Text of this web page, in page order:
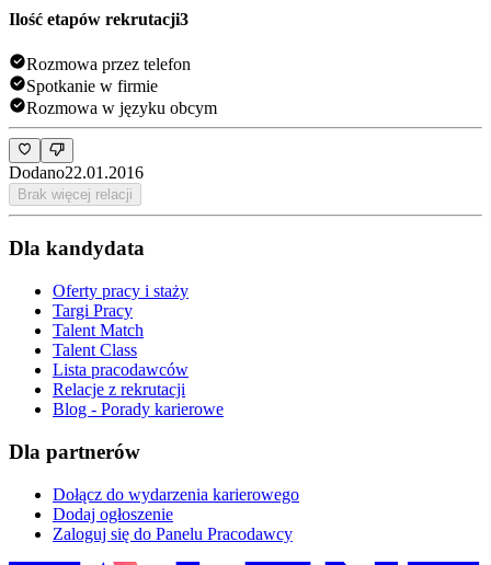
Ilość etapów rekrutacji3
Rozmowa przez telefon
Spotkanie w firmie
Rozmowa w języku obcym
Dodano22.01.2016
Brak więcej relacji
Dla kandydata
Oferty pracy i staży
Targi Pracy
Talent Match
Talent Class
Lista pracodawców
Relacje z rekrutacji
Blog - Porady karierowe
Dla partnerów
Dołącz do wydarzenia karierowego
Dodaj ogłoszenie
Zaloguj się do Panelu Pracodawcy